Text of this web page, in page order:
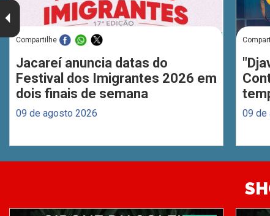
Compartilhe
Jacareí anuncia datas do
Festival dos Imigrantes 2026 em
dois finais de semana
09 de agosto 2026 09 de